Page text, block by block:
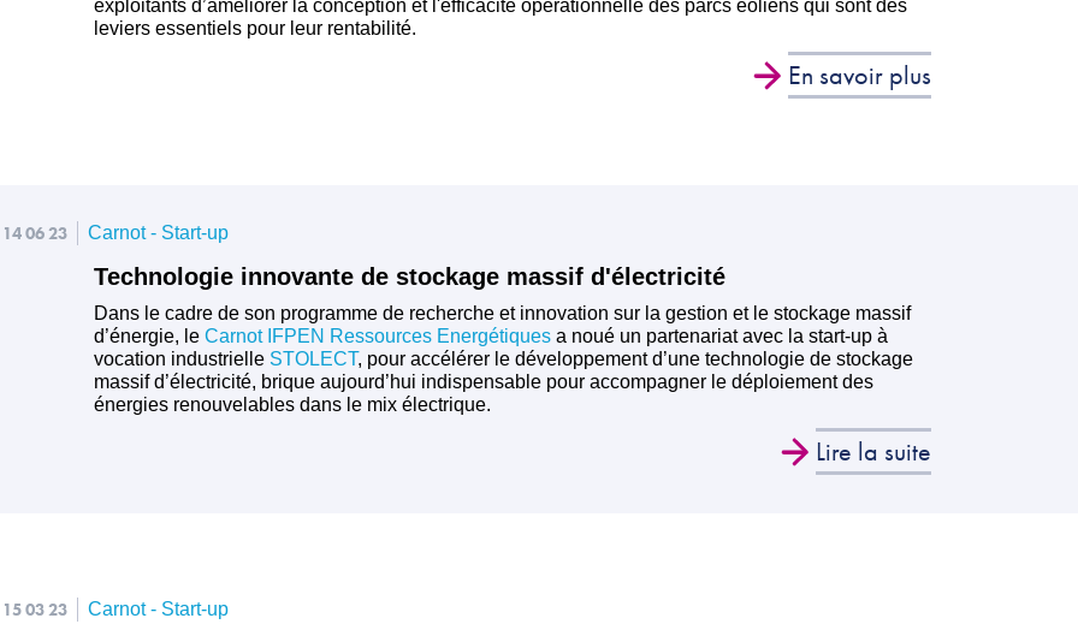
exploitants d’améliorer la conception et l'efficacité opérationnelle des parcs éoliens qui sont des
leviers essentiels pour leur rentabilité.
En savoir plus
14 06 23 Carnot - Start-up
Technologie innovante de stockage massif d'électricité
Dans le cadre de son programme de recherche et innovation sur la gestion et le stockage massif
d’énergie, le Carnot IFPEN Ressources Energétiques a noué un partenariat avec la start-up à
vocation industrielle STOLECT, pour accélérer le développement d’une technologie de stockage
massif d’électricité, brique aujourd’hui indispensable pour accompagner le déploiement des
énergies renouvelables dans le mix électrique.
Lire la suite
15 03 23 Carnot - Start-up